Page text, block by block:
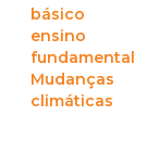
básico
ensino
fundamental
Mudanças
climáticas